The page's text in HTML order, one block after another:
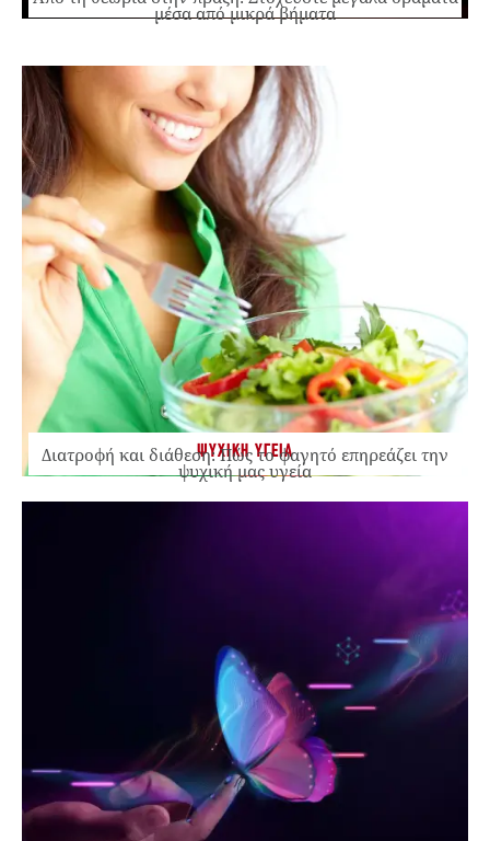
μέσα από μικρά βήματα
ΨΥΧΙΚΗ ΥΓΕΙΑ
Διατροφή και διάθεση: Πώς το φαγητό επηρεάζει την
ψυχική μας υγεία